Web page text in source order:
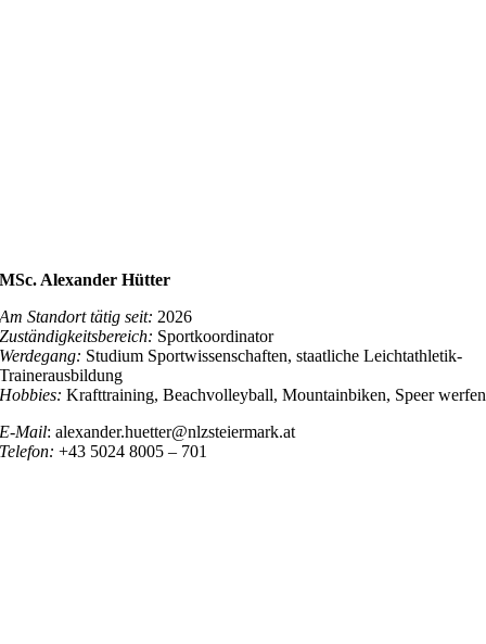
MSc. Alexander Hütter
Am Standort tätig seit: 2026
Zuständigkeitsbereich: Sportkoordinator
Werdegang: Studium Sportwissenschaften, staatliche Leichtathletik-
Trainerausbildung
Hobbies: Krafttraining, Beachvolleyball, Mountainbiken, Speer werfen
E-Mail: alexander.huetter@nlzsteiermark.at
Telefon:+43 5024 8005 – 701